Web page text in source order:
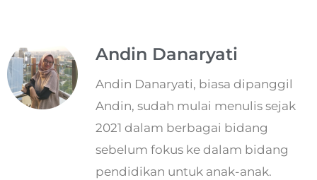
Andin Danaryati
Andin Danaryati, biasa dipanggil
Andin, sudah mulai menulis sejak
2021 dalam berbagai bidang
sebelum fokus ke dalam bidang
pendidikan untuk anak-anak.